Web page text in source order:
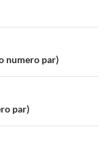
numero par)
par)